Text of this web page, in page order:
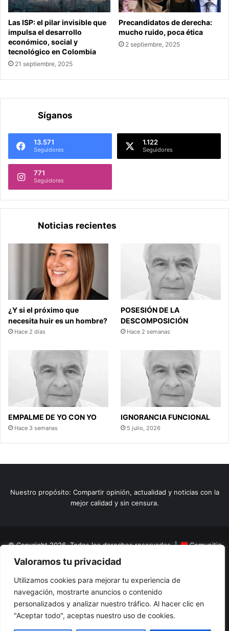
Valoramos tu privacidad
Utilizamos cookies para mejorar tu experiencia de
navegación, mostrarte anuncios o contenido
personalizados y analizar nuestro tráfico. Al hacer clic en
"Aceptar todo", aceptas nuestro uso de cookies.
Las ISP: el pilar invisible que
impulsa el desarrollo
económico, social y
tecnológico en Colombia
21 septiembre, 2025
Precandidatos de derecha:
mucho ruido, poca ética
2 septiembre, 2025
Síganos
13.571
Seguidores
1.122
Seguidores
771
Seguidores
Noticias recientes
¿Y si el próximo que
necesita huir es un hombre?
Hace 2 días
POSESIÓN DE LA
DESCOMPOSICIÓN
Hace 2 semanas
EMPALME DE YO CON YO
Hace 3 semanas
IGNORANCIA FUNCIONAL
5 julio, 2026
Nuestro propósito: Compartir opinión, actualidad y noticias con la
mejor calidad y sin censura.
© Copyright 2026, Todos los derechos reservados |
Comunitic
SAS BICNit 901228106
Home
Actualidad Variedades Opinion Turismo
El Tinteadero
Caricaturas Reportajes
FacebookYouTubeInstagram